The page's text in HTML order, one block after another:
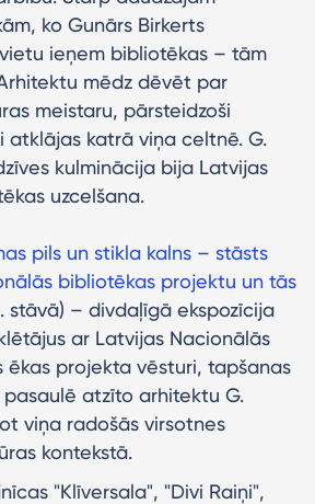
ko Gunārs Birkerts
ieņem bibliotēkas – tām
mēdz dēvēt par
meistaru, pārsteidzoši
atklājas katrā viņa celtnē. G.
kulminācija bija Latvijas
uzcelšana.
pils un stikla kalns – stāsts
bibliotēkas projektu un tās
stāvā) – divdaļīgā ekspozīcija
ar Latvijas Nacionālās
ēkas projekta vēsturi, tapšanas
atzīto arhitektu G.
viņa radošās virsotnes
kontekstā.
"Klīversala", "Divi Raiņi",